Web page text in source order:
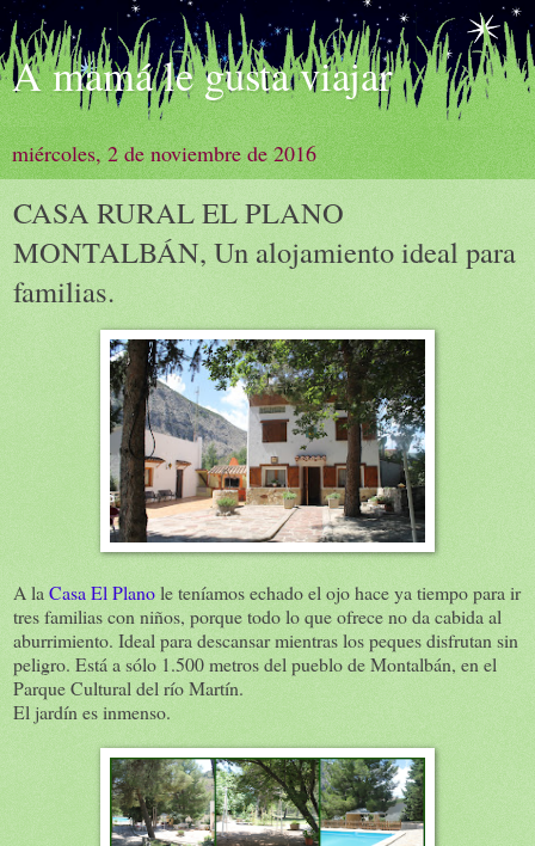
A mamá le gusta viajar
miércoles, 2 de noviembre de 2016
CASA RURAL EL PLANO
MONTALBÁN, Un alojamiento ideal para
familias.
A la Casa El Planole teníamos echado el ojo hace ya tiempo para ir
tres familias con niños, porque todo lo que ofrece no da cabida al
aburrimiento. Ideal para descansar mientras los peques disfrutan sin
peligro. Está a sólo 1.500 metros del pueblo de Montalbán, en el
Parque Cultural del río Martín.
El jardín es inmenso.